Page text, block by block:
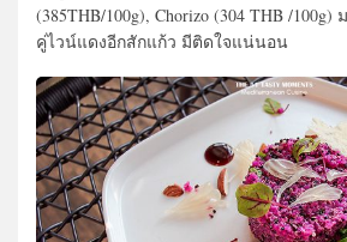
(385THB/100g), Chorizo (304 THB /
คู่ไวน์แดงอีกสักแก้ว มีติดใจแน่นอน